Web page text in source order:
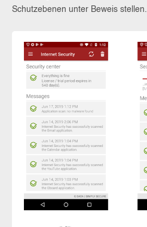
Schutzebenen unter Beweis stellen.